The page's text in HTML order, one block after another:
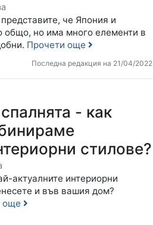
че Япония и
общо, но има много елементи в
Прочети още
Последна редакция на 21/04/2022
- как
стилове?
актуалните интериорни
и във вашия дом?
още